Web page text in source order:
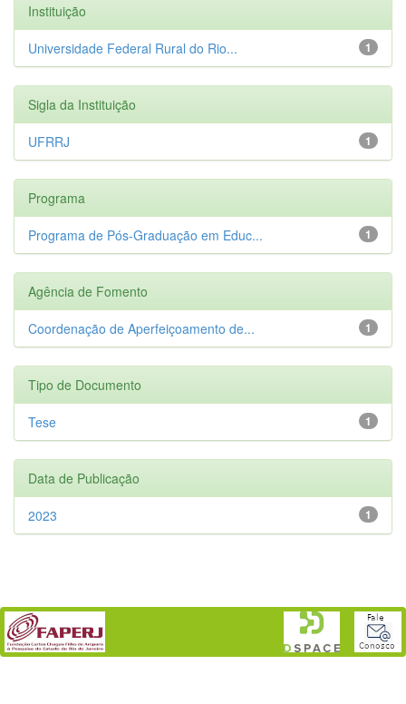
Instituição
1
Universidade Federal Rural do Rio...
Sigla da Instituição
1
UFRRJ
Programa
1
Programa de Pós-Graduação em Educ...
Agência de Fomento
1
Coordenação de Aperfeiçoamento de...
Tipo de Documento
1
Tese
Data de Publicação
1
2023